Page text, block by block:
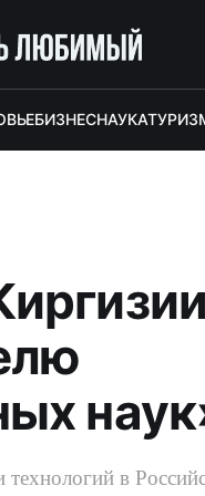
БИЗНЕСНАУКА
в